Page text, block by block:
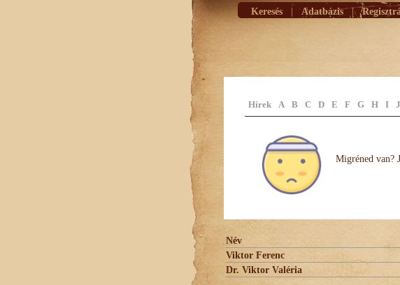
Keresés Adatbázis |
Hírek A B C D E F G H I J
Migréned van?
Név
Viktor Ferenc
Dr. Viktor Valéria